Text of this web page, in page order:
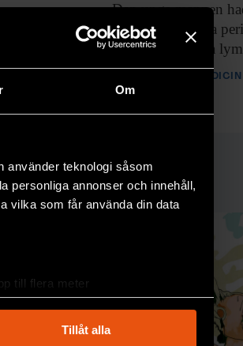
Om
använder teknologi såsom
personliga annonser och innehåll,
vilka som får använda din data
till flera meter
detaljsektionen. Du kan ändra
Tillåt alla
Den unga mannen
drabbats av långa
feber och svullna